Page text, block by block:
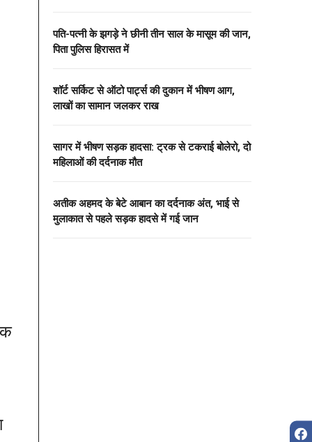
पति-पत्नी के झगड़े ने छीनी तीन साल के मासूम की जान,
पिता पुलिस हिरासत में
शॉर्ट सर्किट से ऑटो पार्ट्स की दुकान में भीषण आग,
लाखों का सामान जलकर राख
सागर में भीषण सड़क हादसा: ट्रक से टकराई बोलेरो, दो
महिलाओं की दर्दनाक मौत
अतीक अहमद के बेटे आबान का दर्दनाक अंत, भाई से
मुलाकात से पहले सड़क हादसे में गई जान